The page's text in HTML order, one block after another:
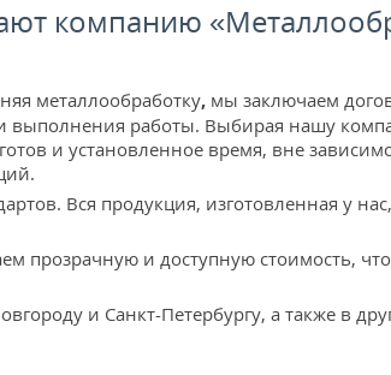
компанию
металлообработку, мы заключаем
выполнения работы. Выбирая нашу
и установленное время, вне
Вся продукция, изготовленная у
прозрачную и доступную стоимость,
и Санкт-Петербургу, а также в